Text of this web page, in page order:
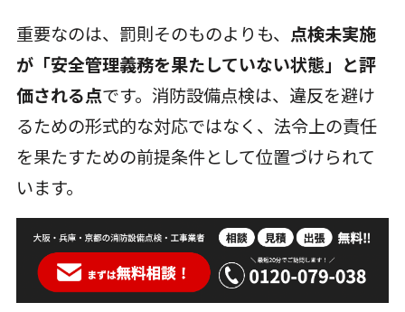
重要なのは、罰則そのものよりも、 点検未実施
が「安全管理義務を果たしていない状態」と評
価される点です。消防設備点検は、違反を避け
るための形式的な対応ではなく、法令上の責任
を果たすための前提条件として位置づけられて
います。